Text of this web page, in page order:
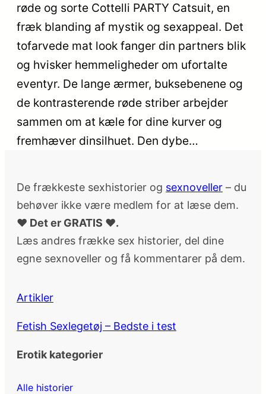
røde og sorte Cottelli PARTY Catsuit, en
fræk blanding af mystik og sexappeal. Det
tofarvede mat look fanger din partners blik
og hvisker hemmeligheder om ufortalte
eventyr. De lange ærmer, buksebenene og
de kontrasterende røde striber arbejder
sammen om at kæle for dine kurver og
fremhæver dinsilhuet. Den dybe…
De frækkeste sexhistorier og sexnoveller – du
behøver ikke være medlem for at læse dem.
♥ Det er GRATIS ♥.
Læs andres frække sex historier, del dine
egne sexnoveller og få kommentarer på dem.
Artikler
Fetish Sexlegetøj – Bedste i test
Erotik kategorier
Alle historier